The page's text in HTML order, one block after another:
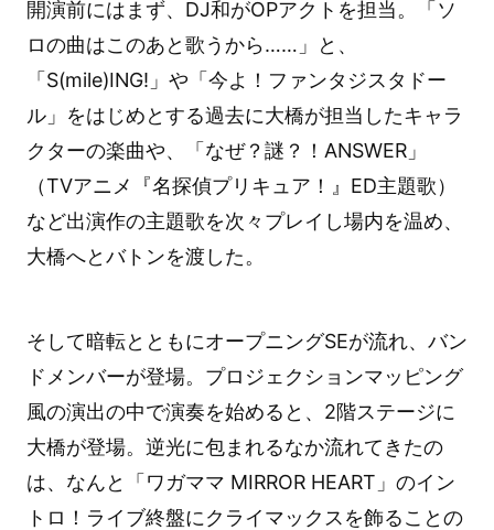
開演前にはまず、DJ和がOPアクトを担当。「ソ
ロの曲はこのあと歌うから……」と、
「S(mile)ING!」や「今よ！ファンタジスタドー
ル」をはじめとする過去に大橋が担当したキャラ
クターの楽曲や、「なぜ？謎？！ANSWER」
（TVアニメ『名探偵プリキュア！』ED主題歌）
など出演作の主題歌を次々プレイし場内を温め、
大橋へとバトンを渡した。
そして暗転とともにオープニングSEが流れ、バン
ドメンバーが登場。プロジェクションマッピング
風の演出の中で演奏を始めると、2階ステージに
大橋が登場。逆光に包まれるなか流れてきたの
は、なんと「ワガママ MIRROR HEART」のイン
トロ！ライブ終盤にクライマックスを飾ることの